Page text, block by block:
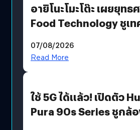
อายิโนะโมะโต๊ะ เผยยุทธ
Food Technology ชูเท
บริโภคและ B2B
07/08/2026
Read More
ใช้ 5G ได้แล้ว! เปิดตัว
Pura 90s Series ชูกล้